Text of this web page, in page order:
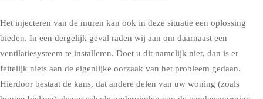
Het injecteren van de muren kan ook in deze situatie een oplossing
bieden. In een dergelijk geval raden wij aan om daarnaast een
ventilatiesysteem te installeren. Doet u dit namelijk niet, dan is er
feitelijk niets aan de eigenlijke oorzaak van het probleem gedaan.
Hierdoor bestaat de kans, dat andere delen van uw woning (zoals